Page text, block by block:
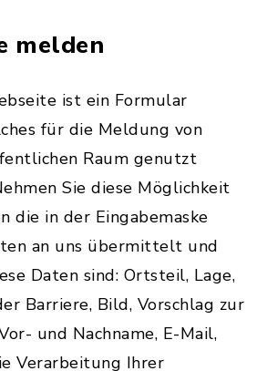
melden
ist ein Formular
für die Meldung von
Raum genutzt
Sie diese Möglichkeit
die in der Eingabemaske
an uns übermittelt und
Daten sind: Ortsteil, Lage,
Barriere, Bild, Vorschlag zur
und Nachname, E-Mail,
Verarbeitung Ihrer